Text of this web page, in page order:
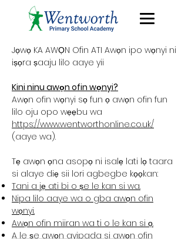
Jọwọ KA AWỌN Ofin ATI Awọn ipo wọnyi ni
iṣọra ṣaaju lilo aaye yii
Kini ninu awọn ofin wọnyi?
Awọn ofin wọnyi sọ fun ọ awọn ofin fun
lilo oju opo wẹẹbu wa
https://www.wentworthonline.co.uk/
(aaye wa).
Tẹ awọn ọna asopọ ni isalẹ lati lọ taara
si alaye diẹ sii lori agbegbe kọọkan:
Tani a jẹ ati bi o ṣe le kan si wa.
Nipa lilo aaye wa o gba awọn ofin
wọnyi.
Awọn ofin miiran wa ti o le kan si ọ.
A le ṣe awọn ayipada si awọn ofin